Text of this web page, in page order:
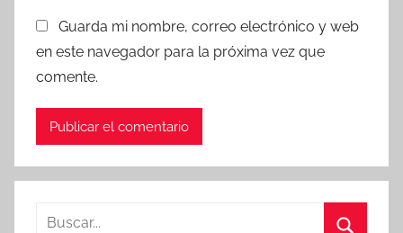
Guarda mi nombre, correo electrónico y web
en este navegador para la próxima vez que
comente.
Buscar: